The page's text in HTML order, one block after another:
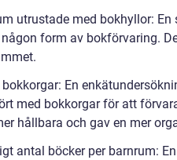
utrustade med bokhyllor:
form av bokförvaring.
En
med bokkorgar för att
hållbara och gav en mer
antal böcker per barnrum: